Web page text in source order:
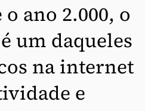
ano 2.000, o
é um daqueles
na internet
e